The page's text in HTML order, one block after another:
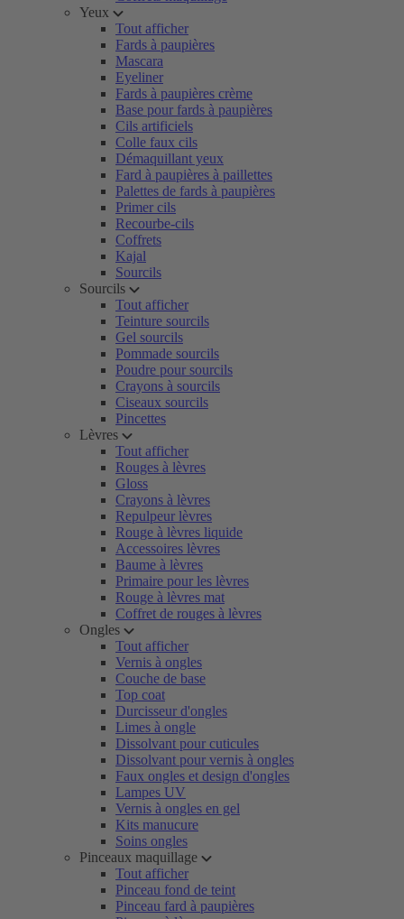
Yeux
Tout afficher
Fards à paupières
Mascara
Eyeliner
Fards à paupières crème
Base pour fards à paupières
Cils artificiels
Colle faux cils
Démaquillant yeux
Fard à paupières à paillettes
Palettes de fards à paupières
Primer cils
Recourbe-cils
Coffrets
Kajal
Sourcils
Sourcils
Tout afficher
Teinture sourcils
Gel sourcils
Pommade sourcils
Poudre pour sourcils
Crayons à sourcils
Ciseaux sourcils
Pincettes
Lèvres
Tout afficher
Rouges à lèvres
Gloss
Crayons à lèvres
Repulpeur lèvres
Rouge à lèvres liquide
Accessoires lèvres
Baume à lèvres
Primaire pour les lèvres
Rouge à lèvres mat
Coffret de rouges à lèvres
Ongles
Tout afficher
Vernis à ongles
Couche de base
Top coat
Durcisseur d'ongles
Limes à ongle
Dissolvant pour cuticules
Dissolvant pour vernis à ongles
Faux ongles et design d'ongles
Lampes UV
Vernis à ongles en gel
Kits manucure
Soins ongles
Pinceaux maquillage
Tout afficher
Pinceau fond de teint
Pinceau fard à paupières